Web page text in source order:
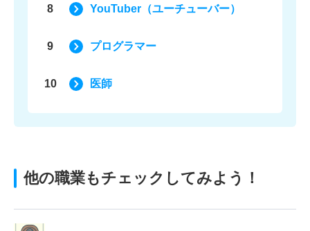
8 YouTuber（ユーチューバー）
9 プログラマー
10 医師
他の職業もチェックしてみよう！